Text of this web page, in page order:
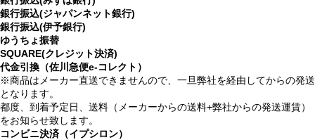
銀行振込(ジャパンネット銀行)
銀行振込(伊予銀行)
ゆうちょ振替
SQUARE(クレジット決済)
代金引換（佐川急便e-コレクト）
※商品はメーカー直送できませんので、一旦弊社を経由してからの発送
となります。
都度、到着予定日、送料（メーカーからの送料+弊社からの発送運賃）
をお知らせ致します。
コンビニ決済（イプシロン）